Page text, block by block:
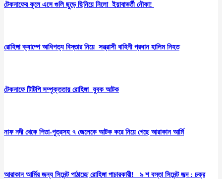
টেকনাফের কূলে এসে গুলি ছুড়ে ছিনিয়ে নিলো ইয়াবাভর্তী নৌকা!
রোহিঙ্গা ক্যাম্পে আধিপত্য বিস্তার নিয়ে সন্ত্রাসী বাহিনী প্রধান হালিম নিহত
টেকনাফে টিটিপি সম্পৃক্ততায় রোহিঙ্গা যুবক আটক
নাফ নদী থেকে পিতা-পুত্রসহ ৭ জেলেকে আটক করে নিয়ে গেছে আরাকান আর্মি
আরাকান আর্মির জন্য সিমেন্ট পাঠাচ্ছে রোহিঙ্গা পাচারকারী! ৯ শ বস্তা সিমেন্ট জব্দ : চক্র